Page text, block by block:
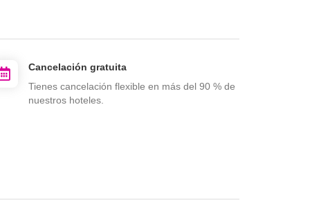
Cancelación gratuita
Tienes cancelación flexible en más del 90 % de
nuestros hoteles.